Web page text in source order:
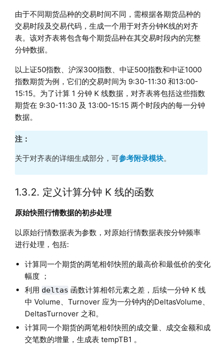
由于不同期货品种的交易时间不同，需根据各期货品种的
交易时段及交易代码，生成一个用于对齐分钟K线的对齐
表。该对齐表将包含每个期货品种在其交易时段内的完整
分钟数据。
以上证50指数、沪深300指数、中证500指数和中证1000
指数期货为例，它们的交易时间为 9:30-11:30 和13:00-
15:15。为了计算 1 分钟 K 线数据，对齐表将包括这些指数
期货在 9:30-11:30 及 13:00-15:15 两个时段内的每一分钟
数据。
注：
关于对齐表的详细生成部分，可参考附录模块。
1.3.2. 定义计算分钟 K 线的函数
原始快照行情数据的初步处理
以原始行情数据表为参数，对原始行情数据表按分钟频率
进行处理，包括:
计算同一个期货的两笔相邻快照的最高价和最低价的变化
幅度 ；
利用 deltas 函数计算相邻元素之差，后续一分钟 K 线
中 Volume、Turnover 应为一分钟内的DeltasVolume、
DeltasTurnover 之和。
计算同一个期货的两笔相邻快照的成交量、成交金额和成
交笔数的增量，生成表 tempTB1 。